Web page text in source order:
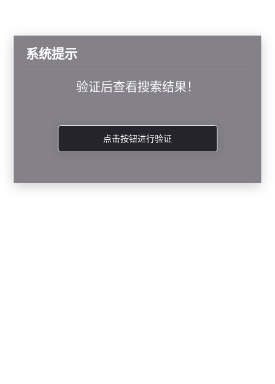
系统提示
验证后查看搜索结果！
点击按钮进行验证